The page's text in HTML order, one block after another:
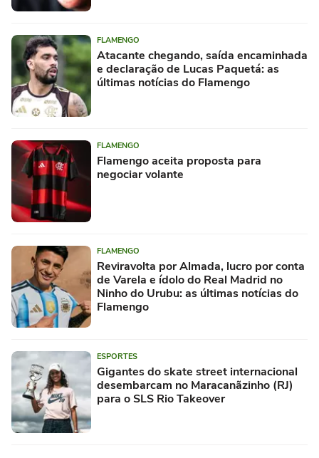
FLAMENGO
Atacante chegando, saída encaminhada
e declaração de Lucas Paquetá: as
últimas notícias do Flamengo
FLAMENGO
Flamengo aceita proposta para
negociar volante
FLAMENGO
Reviravolta por Almada, lucro por conta
de Varela e ídolo do Real Madrid no
Ninho do Urubu: as últimas notícias do
Flamengo
ESPORTES
Gigantes do skate street internacional
desembarcam no Maracanãzinho (RJ)
para o SLS Rio Takeover